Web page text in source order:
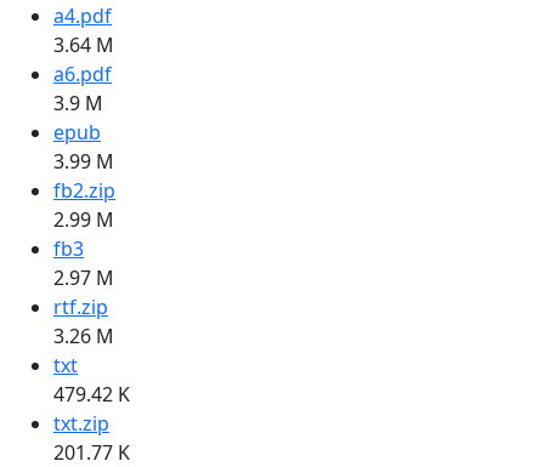
a4.pdf
3.64 M
a6.pdf
3.9 M
epub
3.99 M
fb2.zip
2.99 M
fb3
2.97 M
rtf.zip
3.26 M
txt
479.42 K
txt.zip
201.77 K